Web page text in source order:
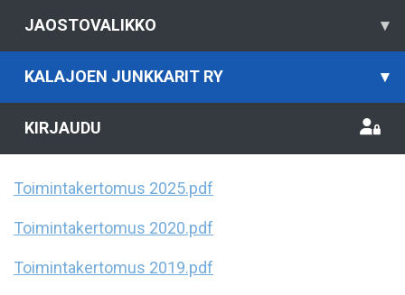
JAOSTOVALIKKO ▾
KALAJOEN JUNKKARIT RY ▾
KIRJAUDU
Toimintakertomus 2025.pdf
Toimintakertomus 2020.pdf
Toimintakertomus 2019.pdf